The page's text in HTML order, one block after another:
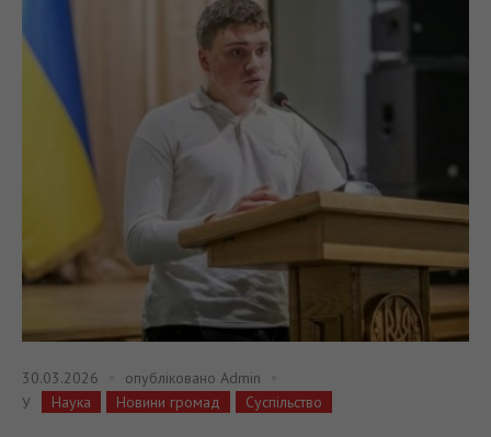
30.03.2026 опубліковано Admin
У
Наука Новини громад Суспільство